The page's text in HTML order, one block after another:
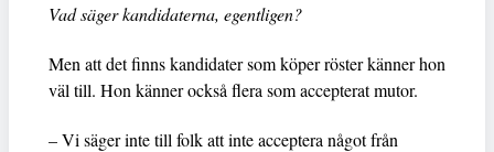
Vad säger kandidaterna, egentligen?
Men att det finns kandidater som köper röster känner hon
väl till. Hon känner också flera som accepterat mutor.
– Vi säger inte till folk att inte acceptera något från